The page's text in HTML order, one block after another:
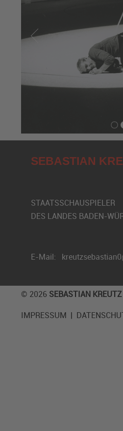
SEBASTIAN
STAATSSCHAUSPIELER
DES LANDES BADEN-
E-Mail:
© 2026 SEBASTIAN KREUTZ
IMPRESSUM |